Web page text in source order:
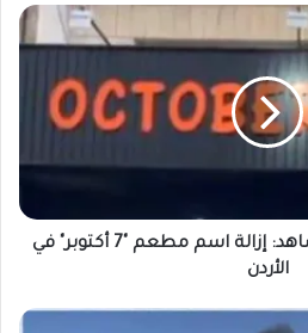
بعدما أغضب الإحتلال.. شاهد: إزالة اسم مطعم "7 أكتوبر" في
الأردن